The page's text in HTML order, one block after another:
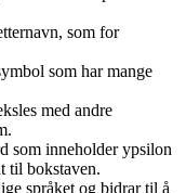
som for
som har mange
med andre
som inneholder ypsilon
til bokstaven.
språket og bidrar til å